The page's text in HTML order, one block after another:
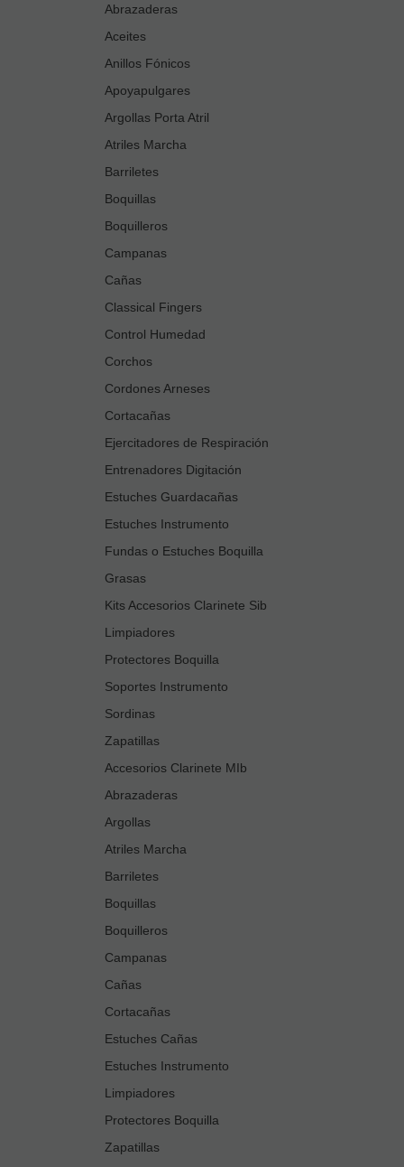
Abrazaderas
Aceites
Anillos Fónicos
Apoyapulgares
Argollas Porta Atril
Atriles Marcha
Barriletes
Boquillas
Boquilleros
Campanas
Cañas
Classical Fingers
Control Humedad
Corchos
Cordones Arneses
Cortacañas
Ejercitadores de Respiración
Entrenadores Digitación
Estuches Guardacañas
Estuches Instrumento
Fundas o Estuches Boquilla
Grasas
Kits Accesorios Clarinete Sib
Limpiadores
Protectores Boquilla
Soportes Instrumento
Sordinas
Zapatillas
Accesorios Clarinete MIb
Abrazaderas
Argollas
Atriles Marcha
Barriletes
Boquillas
Boquilleros
Campanas
Cañas
Cortacañas
Estuches Cañas
Estuches Instrumento
Limpiadores
Protectores Boquilla
Zapatillas